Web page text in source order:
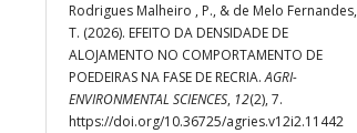
Rodrigues Malheiro , P., & de Melo Fernandes,
T. (2026). EFEITO DA DENSIDADE DE
ALOJAMENTO NO COMPORTAMENTO DE
POEDEIRAS NA FASE DE RECRIA.AGRI-
ENVIRONMENTAL SCIENCES, 12(2), 7.
https://doi.org/10.36725/agries.v12i2.11442